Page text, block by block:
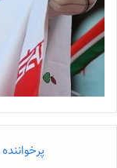
پرخواننده